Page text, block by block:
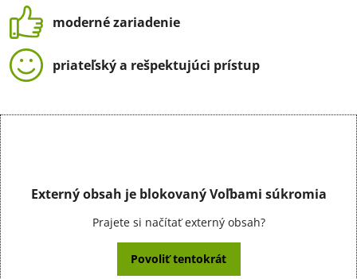
moderné zariadenie
priateľský a rešpektujúci prístup
Externý obsah je blokovaný Voľbami súkromia
Prajete si načítať externý obsah?
Povoliť tentokrát